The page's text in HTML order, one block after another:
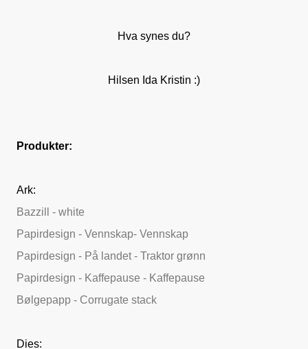
Hva synes du?
Hilsen Ida Kristin :)
Produkter:
Ark:
Bazzill - white
Papirdesign - Vennskap- Vennskap
Papirdesign - På landet - Traktor grønn
Papirdesign - Kaffepause - Kaffepause
Bølgepapp - Corrugate stack
Dies: